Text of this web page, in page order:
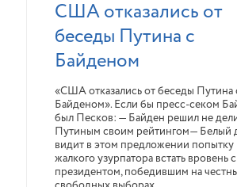
США отказались от
беседы Путина с
Байденом
«США отказались от беседы Путина
Байденом». Если бы пресс-секом
был Песков: — Байден решил не
Путиным своим рейтингом— Белый
видит в этом предложении попытку
жалкого узурпатора встать вровень с
президентом, победившим на